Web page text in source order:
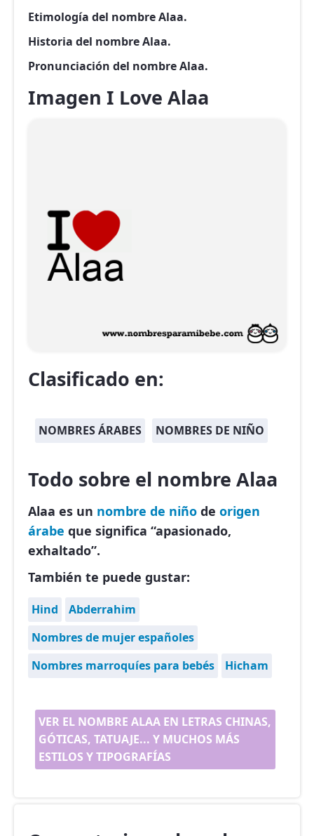
Etimología del nombre Alaa.
Historia del nombre Alaa.
Pronunciación del nombre Alaa.
Imagen I Love Alaa
Clasificado en:
NOMBRES ÁRABES NOMBRES DE NIÑO
Todo sobre el nombre Alaa
Alaa es un nombre de niño de origen
árabe que significa “apasionado,
exhaltado”.
También te puede gustar:
Hind
Abderrahim
Nombres de mujer españoles
Nombres marroquíes para bebés
Hicham
VER EL NOMBRE ALAA EN LETRAS CHINAS,
GÓTICAS, TATUAJE... Y MUCHOS MÁS
ESTILOS Y TIPOGRAFÍAS